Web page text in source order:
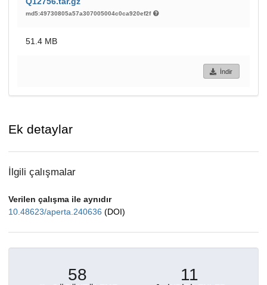
md5:49730805a57a307005004c0ca920ef2f
51.4 MB
İndir
Ek detaylar
İlgili çalışmalar
Verilen çalışma ile aynıdır
10.48623/aperta.240636 (DOI)
58 11